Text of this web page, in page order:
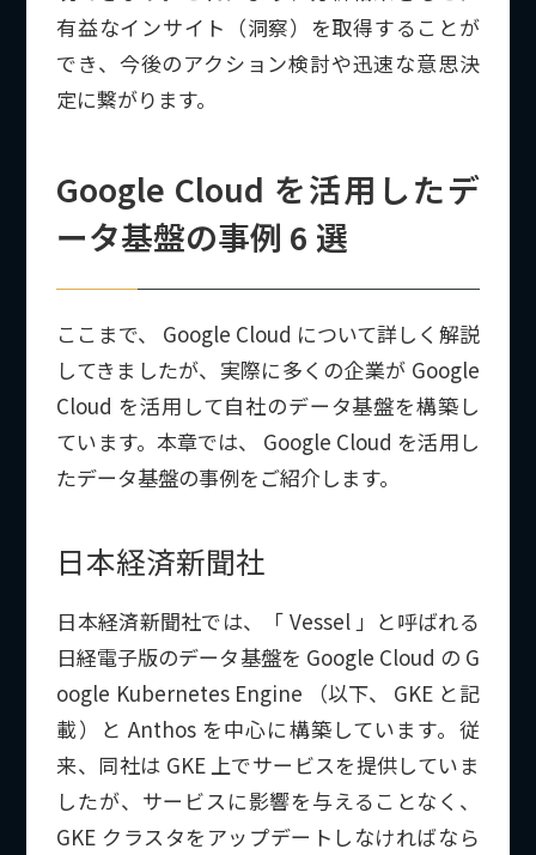
有益なインサイト（洞察）を取得することが
でき、今後のアクション検討や迅速な意思決
定に繋がります。
Google Cloud を活用したデ
ータ基盤の事例 6 選
ここまで、 Google Cloud について詳しく解説
してきましたが、実際に多くの企業が Google
Cloud を活用して自社のデータ基盤を構築し
ています。本章では、 Google Cloud を活用し
たデータ基盤の事例をご紹介します。
日本経済新聞社
日本経済新聞社では、「 Vessel 」と呼ばれる
日経電子版のデータ基盤を Google Cloud の G
oogle Kubernetes Engine （以下、 GKE と記
載）と Anthos を中心に構築しています。従
来、同社は GKE 上でサービスを提供していま
したが、サービスに影響を与えることなく、
GKE クラスタをアップデートしなければなら